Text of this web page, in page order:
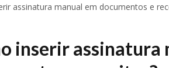
assinatura manual em documentos e
inserir assinatura